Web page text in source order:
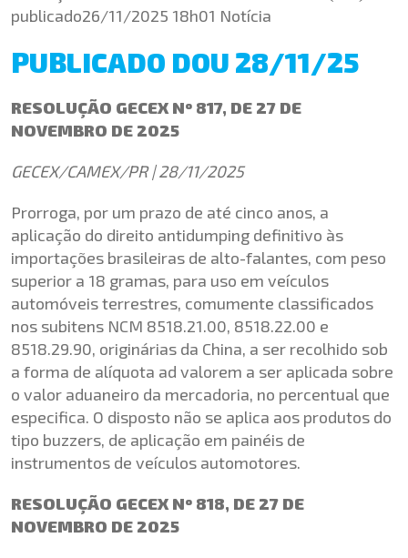
publicado26/11/2025 18h01 Notícia
PUBLICADO DOU 28/11/25
RESOLUÇÃO GECEX Nº 817, DE 27 DE
NOVEMBRO DE 2025
GECEX/CAMEX/PR | 28/11/2025
Prorroga, por um prazo de até cinco anos, a
aplicação do direito antidumping definitivo às
importações brasileiras de alto-falantes, com peso
superior a 18 gramas, para uso em veículos
automóveis terrestres, comumente classificados
nos subitens NCM 8518.21.00, 8518.22.00 e
8518.29.90, originárias da China, a ser recolhido sob
a forma de alíquota ad valorem a ser aplicada sobre
o valor aduaneiro da mercadoria, no percentual que
especifica. O disposto não se aplica aos produtos do
tipo buzzers, de aplicação em painéis de
instrumentos de veículos automotores.
RESOLUÇÃO GECEX Nº 818, DE 27 DE
NOVEMBRO DE 2025